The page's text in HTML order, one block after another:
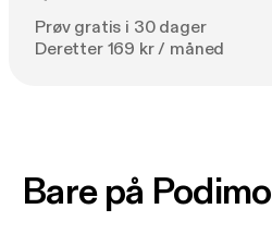
Prøv gratis i 30 dager
Deretter 169 kr / måned
Bare på Podimo